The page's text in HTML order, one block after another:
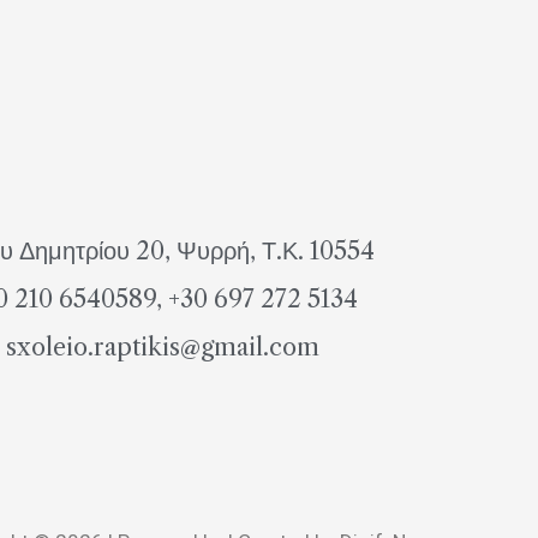
Δημητρίου 20, Ψυρρή, Τ.Κ. 10554
210 6540589, +30 697 272 5134
sxoleio.raptikis@gmail.com